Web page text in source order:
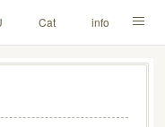
Cat info
お問い合わせ